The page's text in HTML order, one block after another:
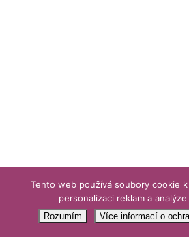
Tento web používá soubory cookie
personalizaci reklam a
Rozumím Více informací o